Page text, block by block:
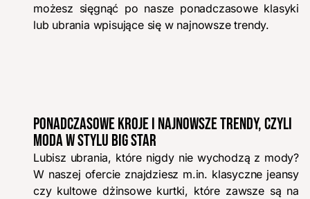
możesz sięgnąć po nasze ponadczasowe klasyki
lub ubrania wpisujące się w najnowsze trendy.
PONADCZASOWE KROJE I NAJNOWSZE TRENDY, CZYLI
MODA W STYLU BIG STAR
Lubisz ubrania, które nigdy nie wychodzą z mody?
W naszej ofercie znajdziesz m.in. klasyczne jeansy
czy kultowe dżinsowe kurtki, które zawsze są na